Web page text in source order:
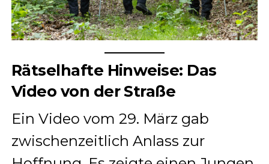
Rätselhafte Hinweise: Das
Video von der Straße
Ein Video vom 29. März gab
zwischenzeitlich Anlass zur